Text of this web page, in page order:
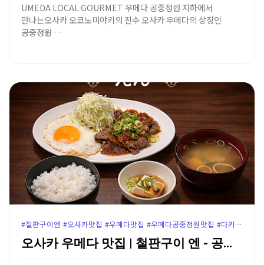
UMEDA LOCAL GOURMET 우메다 공중정원 지하에서
만나는오사카 오코노미야키의 진수 오사카 우메다의 상징인
공중정원 …
#철판구이엔 #오사카맛집 #우메다맛집 #우메다공중정원맛집 #다키미코지맛집 #우메다철판구이 #오사카와규맛집 #우메다스카이빌딩 #우메다점심추천 #오사카가성비맛집 #윤가이드추천
오사카 우메다 맛집 | 철판구이 엔 - 공중정원 지하 …